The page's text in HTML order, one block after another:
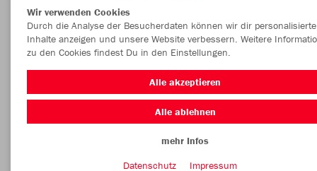
Wir verwenden Cookies
Durch die Analyse der Besucherdaten können wir dir personalisierte
Inhalte anzeigen und unsere Website verbessern. Weitere
zu den Cookies findest Du in den Einstellungen.
Alle akzeptieren
Alle ablehnen
mehr Infos
Datenschutz
Impressum